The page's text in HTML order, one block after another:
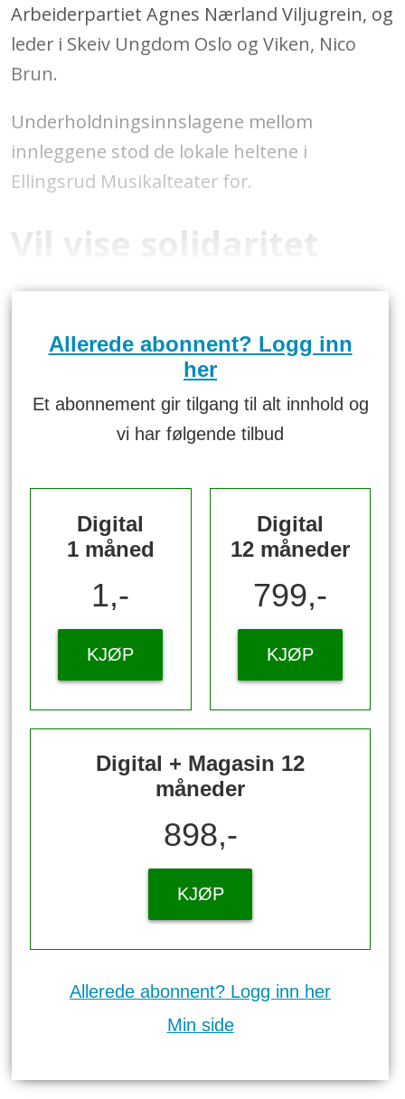
Arbeiderpartiet Agnes Nærland Viljugrein, og
leder i Skeiv Ungdom Oslo og Viken, Nico
Brun.
Underholdningsinnslagene mellom
innleggene stod de lokale heltene i
Ellingsrud Musikalteater for.
Vil vise solidaritet
Allerede abonnent? Logg inn
her
Et abonnement gir tilgang til alt innhold og
vi har følgende tilbud
Digital
1 måned
1,-
KJØP
Digital
12 måneder
799,-
KJØP
Digital + Magasin 12
måneder
898,-
KJØP
Allerede abonnent? Logg inn her
Min side